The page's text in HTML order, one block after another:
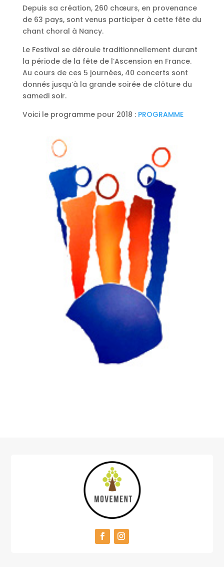
Depuis sa création, 260 chœurs, en provenance
de 63 pays, sont venus participer à cette fête du
chant choral à Nancy.
Le Festival se déroule traditionnellement durant
la période de la fête de l’Ascension en France.
Au cours de ces 5 journées, 40 concerts sont
donnés jusqu’à la grande soirée de clôture du
samedi soir.
Voici le programme pour 2018 : PROGRAMME